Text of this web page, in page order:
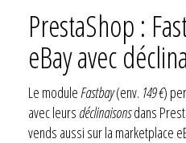
PrestaShop :
eBay avec
Le moduleFastbay(env. 149 €)
avec leurs déclinaisonsdans
vends aussi sur la marketplace